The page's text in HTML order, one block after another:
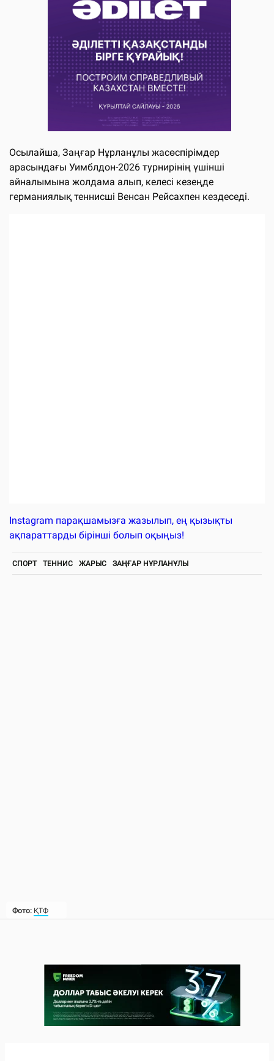
Фото: ҚТФ
Осылайша, Заңғар Нұрланұлы жасөспірімдер
арасындағы Уимблдон-2026 турнирінің үшінші
айналымына жолдама алып, келесі кезеңде
германиялық теннисші Венсан Рейсахпен кездеседі.
Instagram парақшамызға жазылып, ең қызықты
ақпараттарды бірінші болып оқыңыз!
СПОРТ ТЕННИС ЖАРЫС ЗАҢҒАР НҰРЛАНҰЛЫ